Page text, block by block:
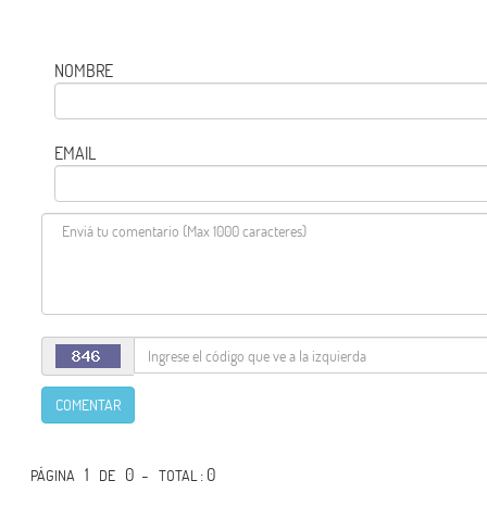
NOMBRE
EMAIL
COMENTAR
PÁGINA 1 DE 0 -TOTAL: 0